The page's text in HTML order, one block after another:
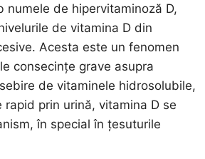
numele de hipervitaminoză D,
de vitamina D din
Acesta este un fenomen
consecințe grave asupra
de vitaminele hidrosolubile,
prin urină, vitamina D se
în special în țesuturile